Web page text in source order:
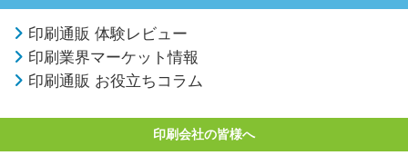
印刷通販 体験レビュー
印刷業界マーケット情報
印刷通販 お役立ちコラム
印刷会社の皆様へ